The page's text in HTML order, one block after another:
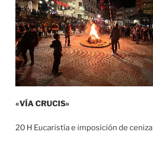
«VÍA CRUCIS»
20 H Eucaristía e imposición de ceniza